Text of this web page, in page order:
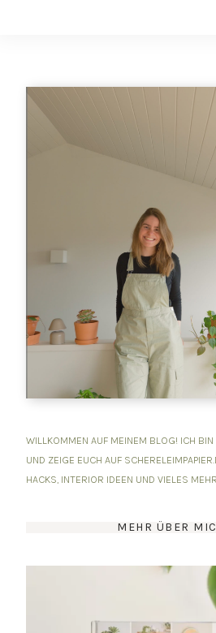
WILLKOMMEN AUF MEINEM BLOG! ICH
UND ZEIGE EUCH AUF
HACKS, INTERIOR IDEEN UND VIELES
MEHR ÜBER